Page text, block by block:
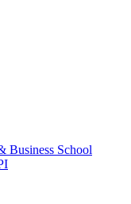
Business School